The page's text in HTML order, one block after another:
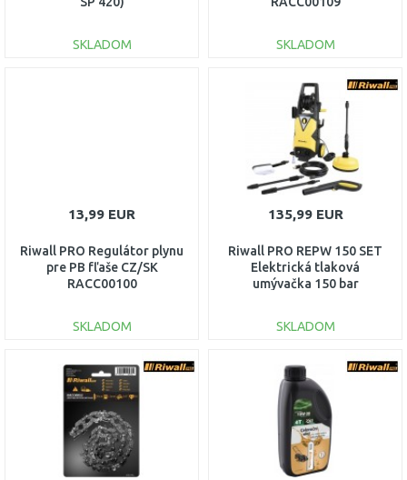
SKLADOM SKLADOM
DO KOŠÍKA
Porovnať
13,99 EUR
Riwall PRO Regulátor plynu
pre PB fľaše CZ/SK
RACC00100
SKLADOM
DO KOŠÍKA
Porovnať
135,99 EUR
Riwall PRO REPW 150 SET
Elektrická tlaková
umývačka 150 bar
SKLADOM
DO KOŠÍKA
Porovnať